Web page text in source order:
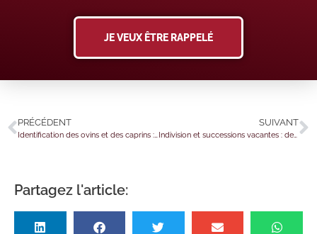
JE VEUX ÊTRE RAPPELÉ
PRÉCÉDENT
Identification des ovins et des caprins : des mouvements plus suivis
SUIVANT
Indivision et successions vacantes : des solutions pour en sortir ?
Partagez l'article: